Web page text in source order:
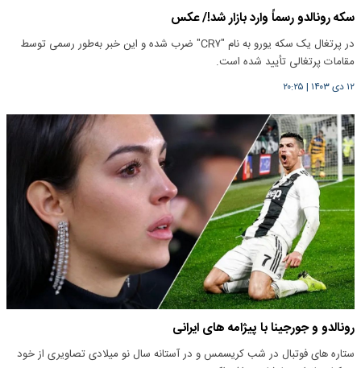
سکه رونالدو رسماً وارد بازار شد!/ عکس
در پرتغال یک سکه یورو به نام "CR۷" ضرب شده و این خبر به‌طور رسمی توسط
مقامات پرتغالی تأیید شده است.
۱۲ دی ۱۴۰۳ | ۲۰:۲۵
رونالدو و جورجینا با پیژامه‌ های ایرانی
ستاره های فوتبال در شب کریسمس و در آستانه سال نو میلادی تصاویری از خود